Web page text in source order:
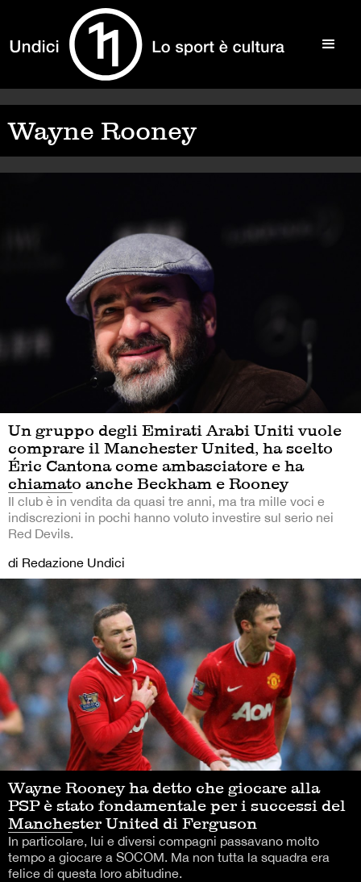
Wayne Rooney
Un gruppo degli Emirati Arabi Uniti vuole
comprare il Manchester United, ha scelto
Éric Cantona come ambasciatore e ha
chiamato anche Beckham e Rooney
Il club è in vendita da quasi tre anni, ma tra mille voci e
indiscrezioni in pochi hanno voluto investire sul serio nei
Red Devils.
di Redazione Undici
Wayne Rooney ha detto che giocare alla
PSP è stato fondamentale per i successi del
Manchester United di Ferguson
In particolare, lui e diversi compagni passavano molto
tempo a giocare a SOCOM. Ma non tutta la squadra era
felice di questa loro abitudine.